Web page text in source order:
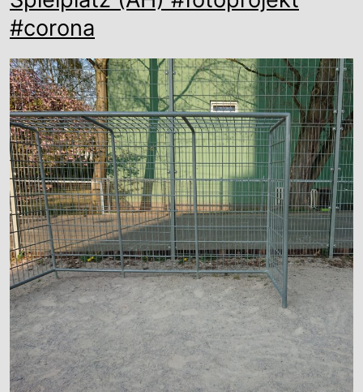
#corona